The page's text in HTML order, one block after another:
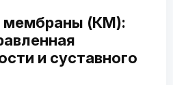
мембраны (КМ):
и суставного